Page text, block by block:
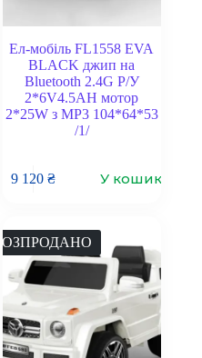
Ел-мобіль FL1558 EVA
BLACK джип на
Bluetooth 2.4G Р/У
2*6V4.5AH мотор
2*25W з MP3 104*64*53
/1/
9 120 ₴ У кошик
РОЗПРОДАНО